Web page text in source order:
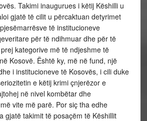
Takimi inaugurues i këtij Këshilli u
gjatë të cilit u përcaktuan detyrimet
të institucioneve
për të ndihmuar dhe për të
kategorive më të ndjeshme të
Kosovë. Është ky, më në fund, një
i institucioneve të Kosovës, i cili duke
e këtij krimi çnjerëzor e
në nivel kombëtar dhe
vite më parë. Por siç tha edhe
gjatë takimit të posaçëm të Këshillit